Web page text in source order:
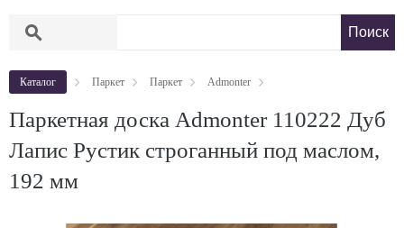
search
Каталог Паркет Паркет Admonter
Паркетная доска Admonter 110222 Дуб
Лапис Рустик строганный под маслом,
192 мм